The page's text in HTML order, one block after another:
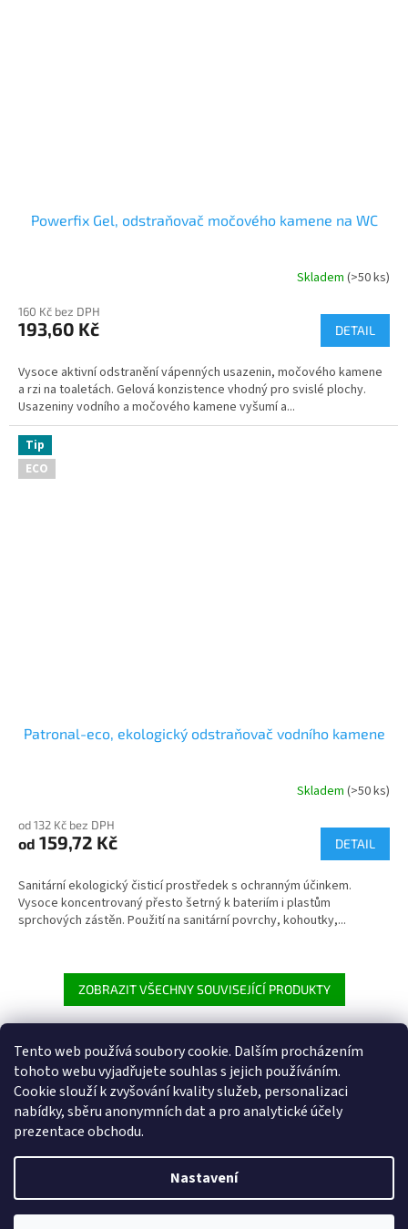
Tento web používá soubory cookie. Dalším procházením
tohoto webu vyjadřujete souhlas s jejich používáním.
Cookieslouží k zvyšování kvality služeb, personalizaci
nabídky, sběru anonymních dat a pro analytické účely
prezentace obchodu.
Nastavení
Powerfix Gel, odstraňovač močového kamene na WC
produktu
je
z
5
hvězdiček.
Skladem(>50 ks)
160 Kč bez DPH
193,60 Kč DETAIL
Vysoce aktivní odstranění vápenných usazenin, močového kamene
a rzi na toaletách. Gelová konzistence vhodný pro svislé plochy.
Usazeniny vodního a močového kamene vyšumí a...
Tip
ECO
Patronal-eco, ekologický odstraňovač vodního kamene
produktu
je
z
5
hvězdiček.
Skladem(>50 ks)
od 132 Kč bez DPH
od 159,72 Kč DETAIL
Sanitární ekologický čisticí prostředek s ochranným účinkem.
Vysoce koncentrovaný přesto šetrný k bateriím i plastům
sprchových zástěn. Použití na sanitární povrchy, kohoutky,...
ZOBRAZIT VŠECHNY SOUVISEJÍCÍ PRODUKTY
Heureka.cz
Vytvořil Shoptet